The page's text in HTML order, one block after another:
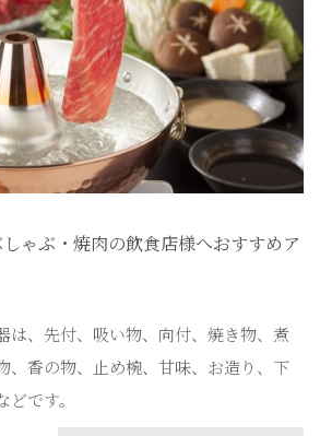
ゃぶ・焼肉の飲食店様へおすすめア
は、先付、吸い物、向付、焼き物、煮
、香の物、止め椀、甘味、お造り、下
です。